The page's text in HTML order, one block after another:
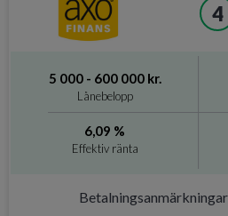
Svarar på ansökan
Krav och avgifter
Betalningsanmärkningar
4
5 000 - 600 000 kr.
Lånebelopp
6,09 %
Effektiv ränta
Betalningsanmärkningar